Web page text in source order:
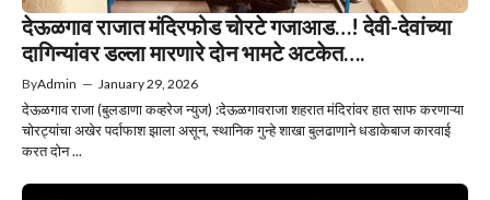
देऊळगाव राजात मंदिरफोड चोरटे गजाआड…! देवी-देवांच्या
दागिन्यांवर डल्ला मारणारे दोन भामटे अटकेत….
ByAdmin — January 29, 2026
देऊळगाव राजा (बुलडाणा कव्हरेज न्युज) :देऊळगावराजा शहरात मंदिरांवर हात साफ करणाऱ्या
चोरट्यांचा अखेर पर्दाफाश झाला असून, स्थानिक गुन्हे शाखा बुलढाणाने धडाकेबाज कारवाई
करत दोन ...